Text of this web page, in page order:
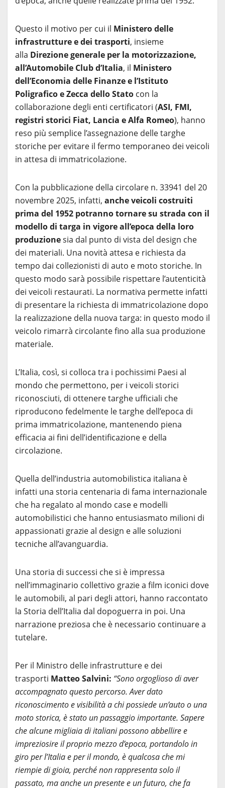
Questo il motivo per cui il Ministero delle
infrastrutture e dei trasporti, insieme
alla Direzione generale per la motorizzazione,
all’Automobile Club d’Italia, il Ministero
dell’Economia delle Finanze e l’Istituto
Poligrafico e Zecca dello Stato con la
collaborazione degli enti certificatori (ASI, FMI,
registri storici Fiat, Lancia e Alfa Romeo), hanno
reso più semplice l’assegnazione delle targhe
storiche per evitare il fermo temporaneo dei veicoli
in attesa di immatricolazione.
Con la pubblicazione della circolare n. 33941 del 20
novembre 2025, infatti, anche veicoli costruiti
prima del 1952 potranno tornare su strada con il
modello di targa in vigore all’epoca della loro
produzionesia dal punto di vista del design che
dei materiali. Una novità attesa e richiesta da
tempo dai collezionisti di auto e moto storiche. In
questo modo sarà possibile rispettare l’autenticità
dei veicoli restaurati. La normativa permette infatti
di presentare la richiesta di immatricolazione dopo
la realizzazione della nuova targa: in questo modo il
veicolo rimarrà circolante fino alla sua produzione
materiale.
L’Italia, così, si colloca tra i pochissimi Paesi al
mondo che permettono, per i veicoli storici
riconosciuti, di ottenere targhe ufficiali che
riproducono fedelmente le targhe dell’epoca di
prima immatricolazione, mantenendo piena
efficacia ai fini dell’identificazione e della
circolazione.
Quella dell’industria automobilistica italiana è
infatti una storia centenaria di fama internazionale
che ha regalato al mondo case e modelli
automobilistici che hanno entusiasmato milioni di
appassionati grazie al design e alle soluzioni
tecniche all’avanguardia.
Una storia di successi che si è impressa
nell’immaginario collettivo grazie a film iconici dove
le automobili, al pari degli attori, hanno raccontato
la Storia dell’Italia dal dopoguerra in poi. Una
narrazione preziosa che è necessario continuare a
tutelare.
Per il Ministro delle infrastrutture e dei
trasporti Matteo Salvini: “Sono orgoglioso di aver
accompagnato questo percorso. Aver dato
riconoscimento e visibilità a chi possiede un’auto o una
moto storica, è stato un passaggio importante. Sapere
che alcune migliaia di italiani possono abbellire e
impreziosire il proprio mezzo d’epoca, portandolo in
giro per l’Italia e per il mondo, è qualcosa che mi
riempie di gioia, perché non rappresenta solo il
passato, ma anche un presente e un futuro, che fa